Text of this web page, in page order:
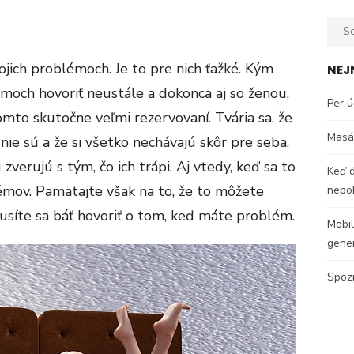
problémoch. Je to pre nich ťažké. Kým
hovoriť neustále a dokonca aj so ženou,
skutočne veľmi rezervovaní. Tvária sa, že
sú a že si všetko nechávajú skôr pre seba.
s tým, čo ich trápi. Aj vtedy, keď sa to
Pamätajte však na to, že to môžete
sa báť hovoriť o tom, keď máte problém.
Per
Keď